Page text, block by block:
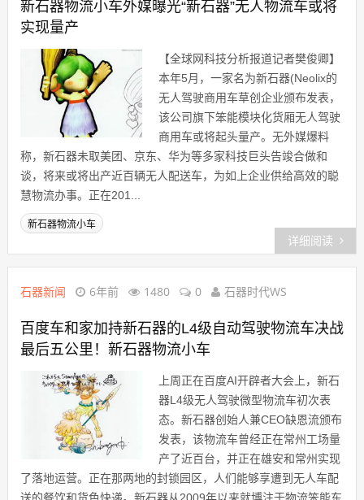
新石器物流小车外媒曝光“新石器”无人物流车或将
实现量产
【全球网科技分析报道记者樊俊卿】
本年5月，一家名为新石器(Neolix的
无人驾驶商用车草创企业颁布发表，
该公司旗下笨能模块化货厢无人驾驶
商用车或将起头量产。无外媒爆料
称，新石器未取美团、京东、华为等多家科技巨头告竣合做和
谈，将来或将出产近百辆无人配送车，为如上企业供给高效的聪
慧物流办事。正在201...
新石器物流小车
详细阅读
石器新闻 6年前 1480 0 石器时代WS
百度车和家加持新石器的L4级自动驾驶物流车决战
最后五公里！新石器物流小车
上周正在百度AI开辟者大会上，新石
器L4级无人驾驶微型物流车初次表
态。新石器创始人兼CEO缺恩流颁布
发表，该物流车曾经正在常州工场量
产了近百台，并正在雄安和常州实现
了落地运营。正在那两地的封锁园区，人们能够享遭到无人车配